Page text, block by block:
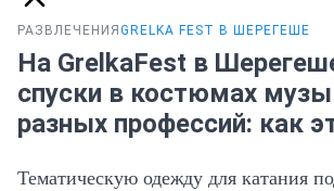
РАЗВЛЕЧЕНИЯ GRELKA FEST В ШЕРЕГЕШЕ
На GrelkaFest в
спуски в костюмах
разных профессий: как
Тематическую одежду для катания